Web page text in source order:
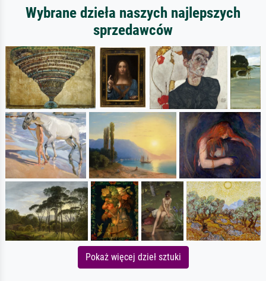
Wybrane dzieła naszych najlepszych
sprzedawców
Pokaż więcej dzieł sztuki